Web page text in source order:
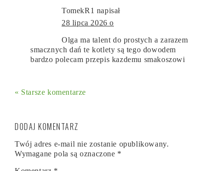
TomekR1 napisał
28 lipca 2026 o
Olga ma talent do prostych a zarazem
smacznych dań te kotlety są tego dowodem
bardzo polecam przepis kazdemu smakoszowi
« Starsze komentarze
DODAJ KOMENTARZ
Twój adres e-mail nie zostanie opublikowany.
Wymagane pola są oznaczone *